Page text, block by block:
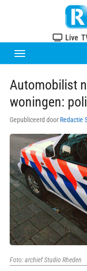
Live
Automobilist
woningen:
Gepubliceerd door Redactie
Foto: archief Studio Rheden